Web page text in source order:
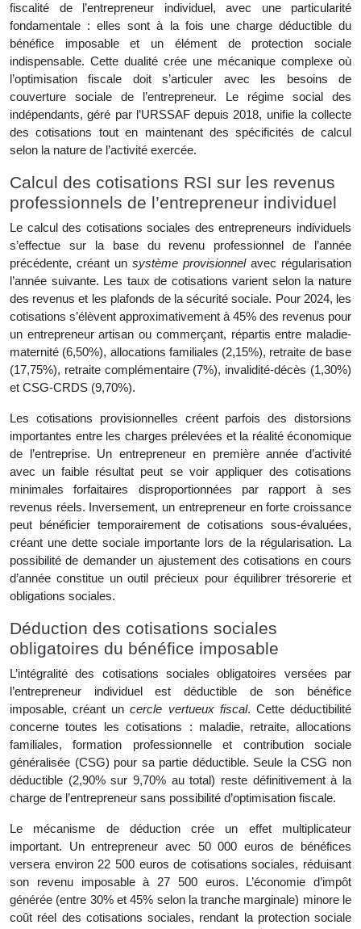
fiscalité de l’entrepreneur individuel, avec une particularité
fondamentale : elles sont à la fois une charge déductible du
bénéfice imposable et un élément de protection sociale
indispensable. Cette dualité crée une mécanique complexe où
l’optimisation fiscale doit s’articuler avec les besoins de
couverture sociale de l’entrepreneur. Le régime social des
indépendants, géré par l’URSSAF depuis 2018, unifie la collecte
des cotisations tout en maintenant des spécificités de calcul
selon la nature de l’activité exercée.
Calcul des cotisations RSI sur les revenus
professionnels de l’entrepreneur individuel
Le calcul des cotisations sociales des entrepreneurs individuels
s’effectue sur la base du revenu professionnel de l’année
précédente, créant un système provisionnelavec régularisation
l’année suivante. Les taux de cotisations varient selon la nature
des revenus et les plafonds de la sécurité sociale. Pour 2024, les
cotisations s’élèvent approximativement à 45% des revenus pour
un entrepreneur artisan ou commerçant, répartis entre maladie-
maternité (6,50%), allocations familiales (2,15%), retraite de base
(17,75%), retraite complémentaire (7%), invalidité-décès (1,30%)
et CSG-CRDS (9,70%).
Les cotisations provisionnelles créent parfois des distorsions
importantes entre les charges prélevées et la réalité économique
de l’entreprise. Un entrepreneur en première année d’activité
avec un faible résultat peut se voir appliquer des cotisations
minimales forfaitaires disproportionnées par rapport à ses
revenus réels. Inversement, un entrepreneur en forte croissance
peut bénéficier temporairement de cotisations sous-évaluées,
créant une dette sociale importante lors de la régularisation. La
possibilité de demander un ajustement des cotisations en cours
d’année constitue un outil précieux pour équilibrer trésorerie et
obligations sociales.
Déduction des cotisations sociales
obligatoires du bénéfice imposable
L’intégralité des cotisations sociales obligatoires versées par
l’entrepreneur individuel est déductible de son bénéfice
imposable, créant uncercle vertueux fiscal. Cette déductibilité
concerne toutes les cotisations : maladie, retraite, allocations
familiales, formation professionnelle et contribution sociale
généralisée (CSG) pour sa partie déductible. Seule la CSG non
déductible (2,90% sur 9,70% au total) reste définitivement à la
charge de l’entrepreneur sans possibilité d’optimisation fiscale.
Le mécanisme de déduction crée un effet multiplicateur
important. Un entrepreneur avec 50 000 euros de bénéfices
versera environ 22 500 euros de cotisations sociales, réduisant
son revenu imposable à 27 500 euros. L’économie d’impôt
générée (entre 30% et 45% selon la tranche marginale) minore le
coût réel des cotisations sociales, rendant la protection sociale